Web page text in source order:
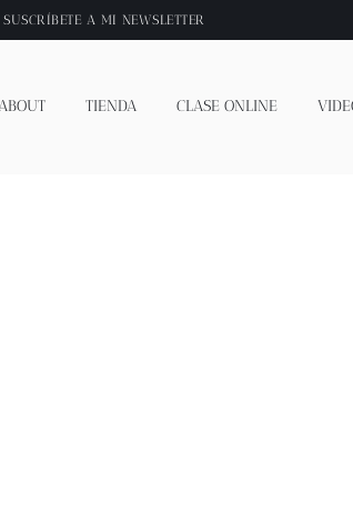
SUSCRÍBETE A MI NEWSLETTER
TIENDA CLASE ONLINE